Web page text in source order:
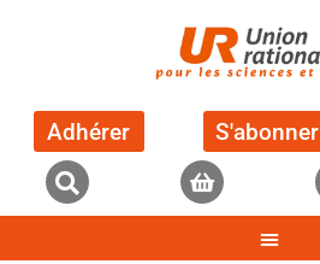
Adhérer S'abonner